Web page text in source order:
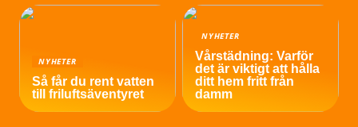
NYHETER
Så får du rent vatten
till friluftsäventyret
NYHETER
Vårstädning: Varför
det är viktigt att hålla
ditt hem fritt från
damm